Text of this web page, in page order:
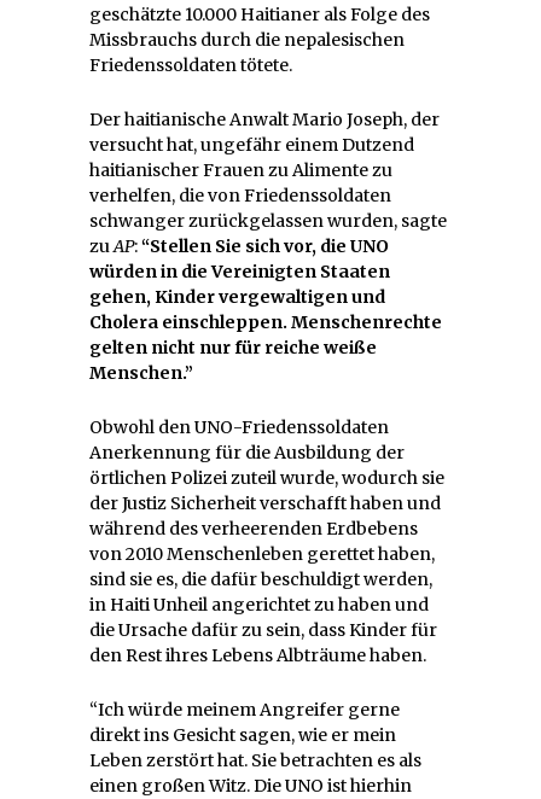
geschätzte 10.000 Haitianer als Folge des
Missbrauchs durch die nepalesischen
Friedenssoldaten tötete.
Der haitianische Anwalt Mario Joseph, der
versucht hat, ungefähr einem Dutzend
haitianischer Frauen zu Alimente zu
verhelfen, die von Friedenssoldaten
schwanger zurückgelassen wurden, sagte
zuAP:“Stellen Sie sich vor, die UNO
würden in die Vereinigten Staaten
gehen, Kinder vergewaltigen und
Cholera einschleppen. Menschenrechte
gelten nicht nur für reiche weiße
Menschen.”
Obwohl den UNO-Friedenssoldaten
Anerkennung für die Ausbildung der
örtlichen Polizei zuteil wurde, wodurch sie
der Justiz Sicherheit verschafft haben und
während des verheerenden Erdbebens
von 2010 Menschenleben gerettet haben,
sind sie es, die dafür beschuldigt werden,
in Haiti Unheil angerichtet zu haben und
die Ursache dafür zu sein, dass Kinder für
den Rest ihres Lebens Albträume haben.
“Ich würde meinem Angreifer gerne
direkt ins Gesicht sagen, wie er mein
Leben zerstört hat. Sie betrachten es als
einen großen Witz. Die UNO ist hierhin